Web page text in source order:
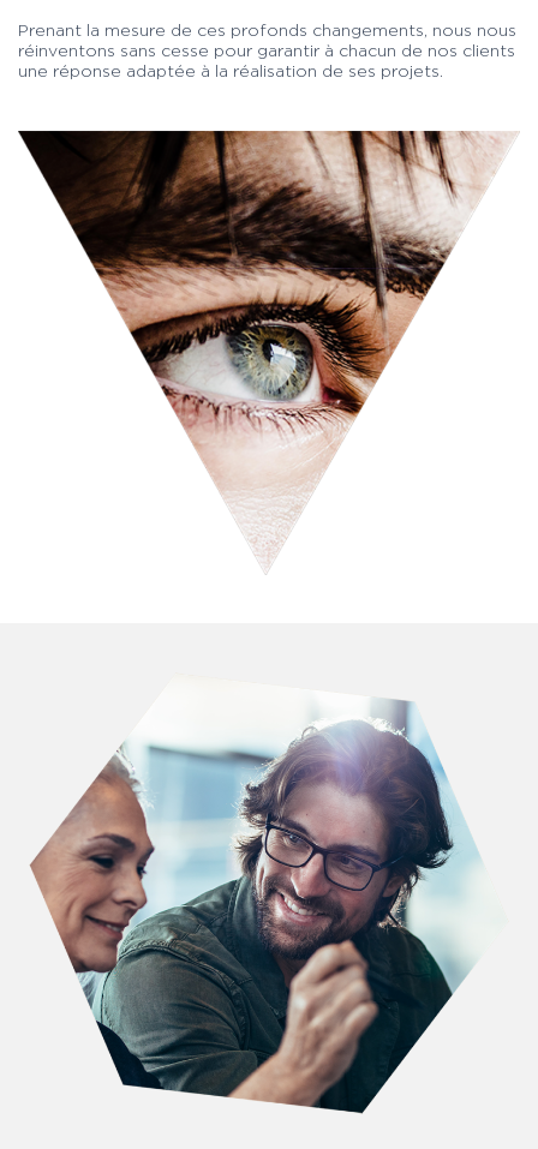
Prenant la mesure de ces profonds changements, nous nous
réinventons sans cesse pour garantir à chacun de nos clients
une réponse adaptée à la réalisation de ses projets.